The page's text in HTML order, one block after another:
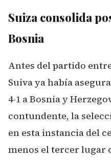
Suiza consolida
Bosnia
Antes del partido
Suiva ya había
4-1 a Bosnia y
contundente, la
en esta instancia del
menos el tercer lugar